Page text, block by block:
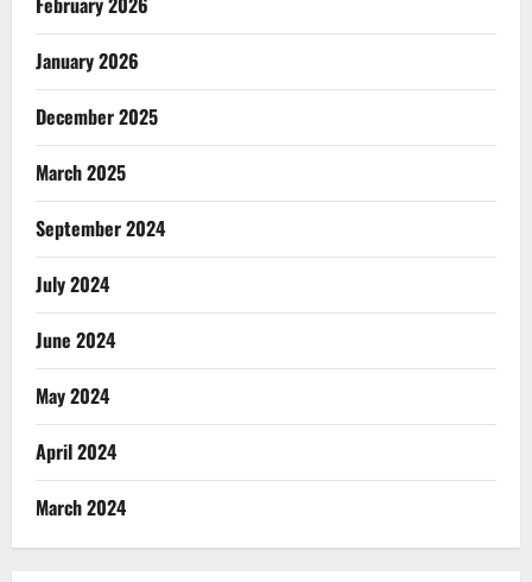
January 2026
December 2025
March 2025
September 2024
July 2024
June 2024
May 2024
April 2024
March 2024